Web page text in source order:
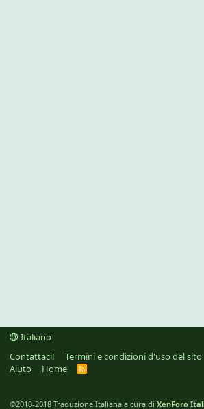
Italiano
Contattaci!
Termini e condizioni d'uso del sito
Aiuto
Home
R
©2010-2018 Traduzione Italiana a cura di XenForo